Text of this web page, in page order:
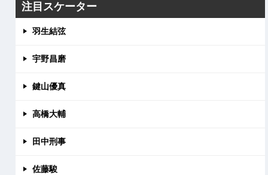
注目スケーター
羽生結弦
宇野昌磨
鍵山優真
高橋大輔
田中刑事
佐藤駿